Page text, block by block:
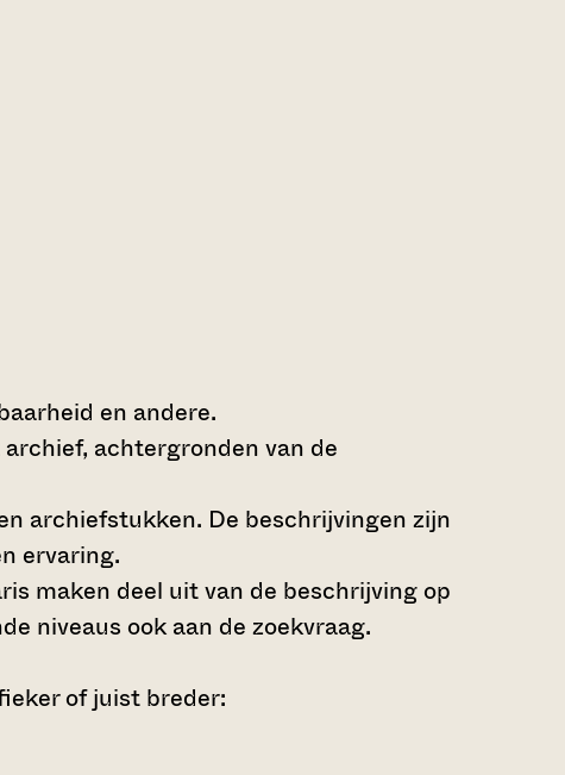
en andere.
achtergronden van de
archiefstukken. De beschrijvingen zijn
ervaring.
maken deel uit van de beschrijving op
niveaus ook aan de zoekvraag.
of juist breder: